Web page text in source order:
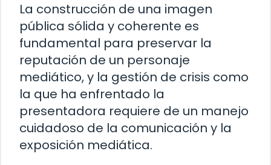
La construcción de una imagen
pública sólida y coherente es
fundamental para preservar la
reputación de un personaje
mediático, y la gestión de crisis como
la que ha enfrentado la
presentadora requiere de un manejo
cuidadoso de la comunicación y la
exposición mediática.